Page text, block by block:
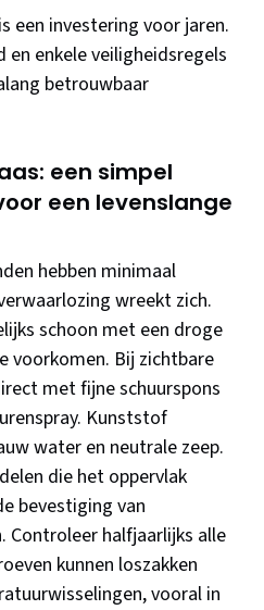
een investering voor jaren.
enkele veiligheidsregels
betrouwbaar
een simpel
een levenslange
hebben minimaal
wreekt zich.
schoon met een droge
voorkomen. Bij zichtbare
met fijne schuurspons
Kunststof
water en neutrale zeep.
die het oppervlak
bevestiging van
Controleer halfjaarlijks alle
kunnen loszakken
vooral in